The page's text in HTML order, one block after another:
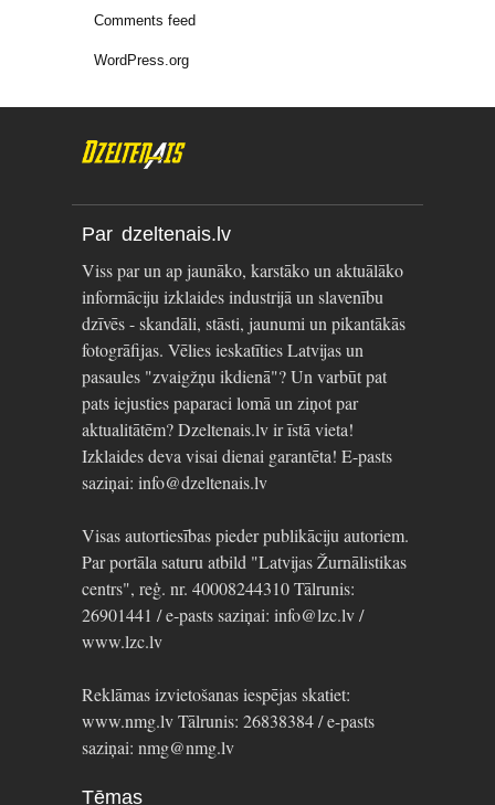
Comments feed
WordPress.org
Par dzeltenais.lv
Viss par un ap jaunāko, karstāko un aktuālāko
informāciju izklaides industrijā un slavenību
dzīvēs - skandāli, stāsti, jaunumi un pikantākās
fotogrāfijas. Vēlies ieskatīties Latvijas un
pasaules "zvaigžņu ikdienā"? Un varbūt pat
pats iejusties paparaci lomā un ziņot par
aktualitātēm? Dzeltenais.lv ir īstā vieta!
Izklaides deva visai dienai garantēta! E-pasts
saziņai: info@dzeltenais.lv
Visas autortiesības pieder publikāciju autoriem.
Par portāla saturu atbild "Latvijas Žurnālistikas
centrs", reģ. nr. 40008244310 Tālrunis:
26901441 / e-pasts saziņai: info@lzc.lv /
www.lzc.lv
Reklāmas izvietošanas iespējas skatiet:
www.nmg.lv Tālrunis: 26838384 / e-pasts
saziņai: nmg@nmg.lv
Tēmas